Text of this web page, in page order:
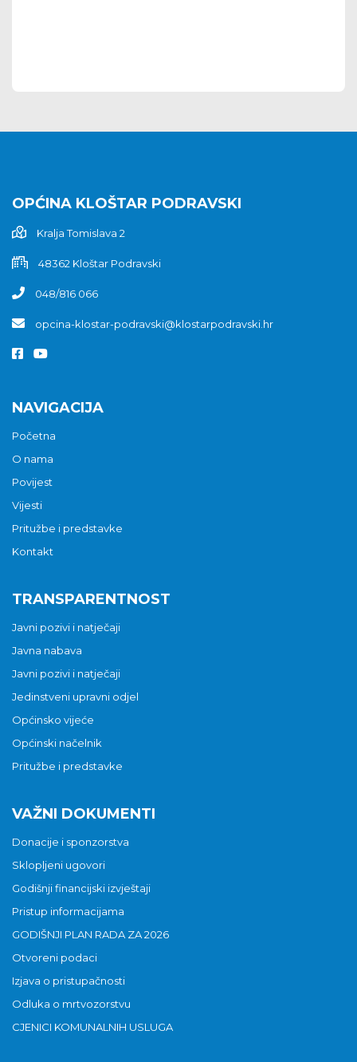
OPĆINA KLOŠTAR PODRAVSKI
Kralja Tomislava 2
48362 Kloštar Podravski
048/816 066
opcina-klostar-podravski@klostarpodravski.hr
NAVIGACIJA
Početna
O nama
Povijest
Vijesti
Pritužbe i predstavke
Kontakt
TRANSPARENTNOST
Javni pozivi i natječaji
Javna nabava
Javni pozivi i natječaji
Jedinstveni upravni odjel
Općinsko vijeće
Općinski načelnik
Pritužbe i predstavke
VAŽNI DOKUMENTI
Donacije i sponzorstva
Sklopljeni ugovori
Godišnji financijski izvještaji
Pristup informacijama
GODIŠNJI PLAN RADA ZA 2026
Otvoreni podaci
Izjava o pristupačnosti
Odluka o mrtvozorstvu
CJENICI KOMUNALNIH USLUGA